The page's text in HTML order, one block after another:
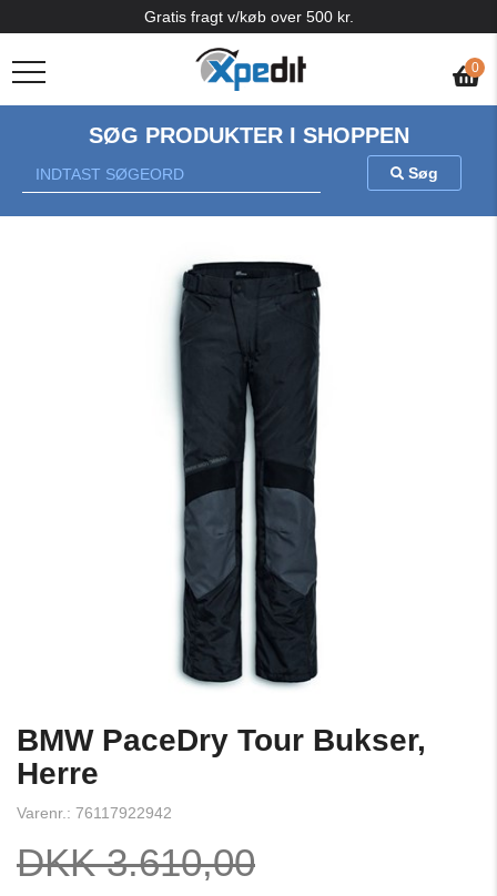
0
Gratis fragt v/køb over 500 kr.
SØG PRODUKTER I SHOPPEN
Søg
BMW PaceDry Tour Bukser,
Herre
Varenr.: 76117922942
DKK 3.610,00